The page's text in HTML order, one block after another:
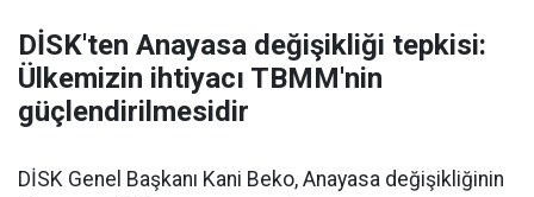
DİSK'ten Anayasa değişikliği tepkisi:
Ülkemizin ihtiyacı TBMM'nin
güçlendirilmesidir
DİSK Genel Başkanı Kani Beko, Anayasa değişikliğinin